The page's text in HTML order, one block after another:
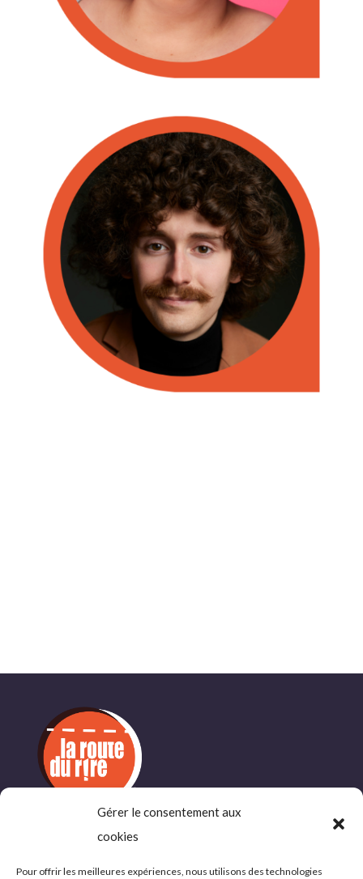
Gérer le consentement aux
cookies
Pour offrir les meilleures expériences, nous utilisons des technologies
INFORMATIONS
COMPLÉMENTAIRES